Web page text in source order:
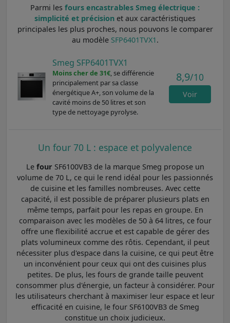
Parmi les fours encastrables Smeg électrique :
simplicité et précision et aux caractéristiques
principales les plus proches, nous pouvons le comparer
au modèle SFP6401TVX1 .
Smeg SFP6401TVX1
Moins cher de 31€, se différencie
principalement par sa classe
énergétique A+, son volume de la
cavité moins de 50 litres et son
type de nettoyage pyrolyse.
8,9/10
Voir
Un four 70 L : espace et polyvalence
Le four SF6100VB3 de la marque Smeg propose un
volume de 70 L, ce qui le rend idéal pour les passionnés
de cuisine et les familles nombreuses. Avec cette
capacité, il est possible de préparer plusieurs plats en
même temps, parfait pour les repas en groupe. En
comparaison avec les modèles de 50 à 64 litres, ce four
offre une flexibilité accrue et est capable de gérer des
plats volumineux comme des rôtis. Cependant, il peut
nécessiter plus d'espace dans la cuisine, ce qui peut être
un inconvénient pour ceux qui ont des cuisines plus
petites. De plus, les fours de grande taille peuvent
consommer plus d'énergie, un facteur à considérer. Pour
les utilisateurs cherchant à maximiser leur espace et leur
efficacité en cuisine, le four SF6100VB3 de Smeg
constitue un choix judicieux.